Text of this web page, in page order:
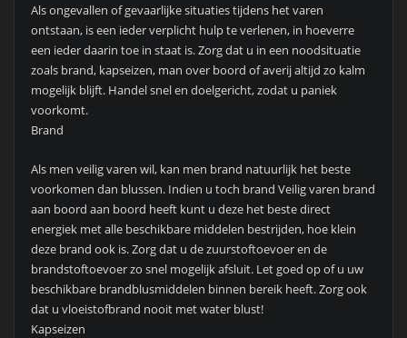
Als ongevallen of gevaarlijke situaties tijdens het varen
ontstaan, is een ieder verplicht hulp te verlenen, in hoeverre
een ieder daarin toe in staat is. Zorg dat u in een noodsituatie
zoals brand, kapseizen, man over boord of averij altijd zo kalm
mogelijk blijft. Handel snel en doelgericht, zodat u paniek
voorkomt.
Brand
Als men veilig varen wil, kan men brand natuurlijk het beste
voorkomen dan blussen. Indien u toch brand Veilig varen brand
aan boord aan boord heeft kunt u deze het beste direct
energiek met alle beschikbare middelen bestrijden, hoe klein
deze brand ook is. Zorg dat u de zuurstoftoevoer en de
brandstoftoevoer zo snel mogelijk afsluit. Let goed op of u uw
beschikbare brandblusmiddelen binnen bereik heeft. Zorg ook
dat u vloeistofbrand nooit met water blust!
Kapseizen